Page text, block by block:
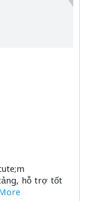
hỗ trợ tốt